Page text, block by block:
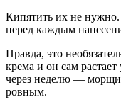
Кипятить их не нужно.
перед каждым
Правда, это
крема и он сам
через неделю —
ровным.